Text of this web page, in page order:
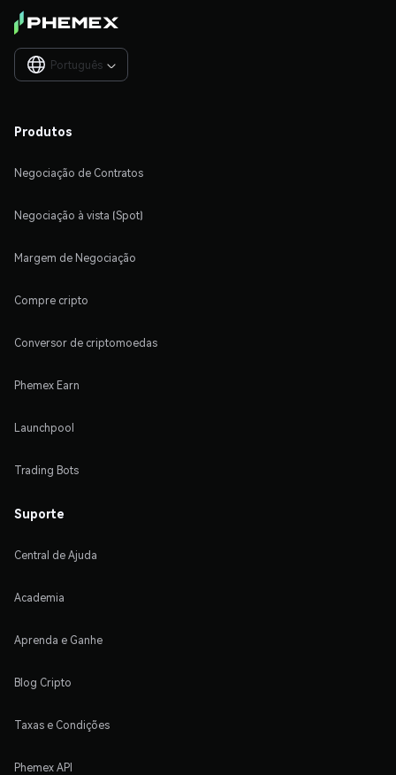
Português 
Produtos
Negociação de Contratos
Negociação à vista (Spot)
Margem de Negociação
Compre cripto
Conversor de criptomoedas
Phemex Earn
Launchpool
Trading Bots
Suporte
Central de Ajuda
Academia
Aprenda e Ganhe
Blog Cripto
Taxas e Condições
Phemex API